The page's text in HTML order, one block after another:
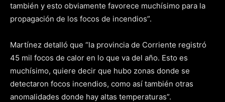
también y esto obviamente favorece muchísimo para la
propagación de los focos de incendios”.
Martínez detalló que “la provincia de Corriente registró
45 mil focos de calor en lo que va del año. Esto es
muchísimo, quiere decir que hubo zonas donde se
detectaron focos incendios, como así también otras
anomalidades donde hay altas temperaturas”.